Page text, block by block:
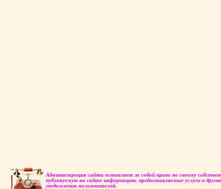
Администрация сайта оставляет за собой право по своему
публикуемую на сайте информацию, предоставляемые услуги и
уведомления пользователей.